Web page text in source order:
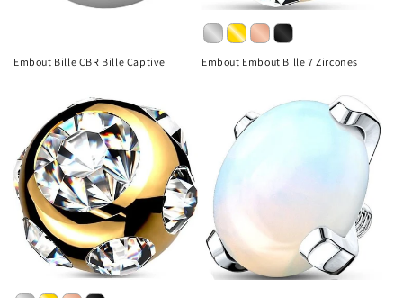
Embout Bille CBR Bille Captive Embout Embout Bille 7 Zircones